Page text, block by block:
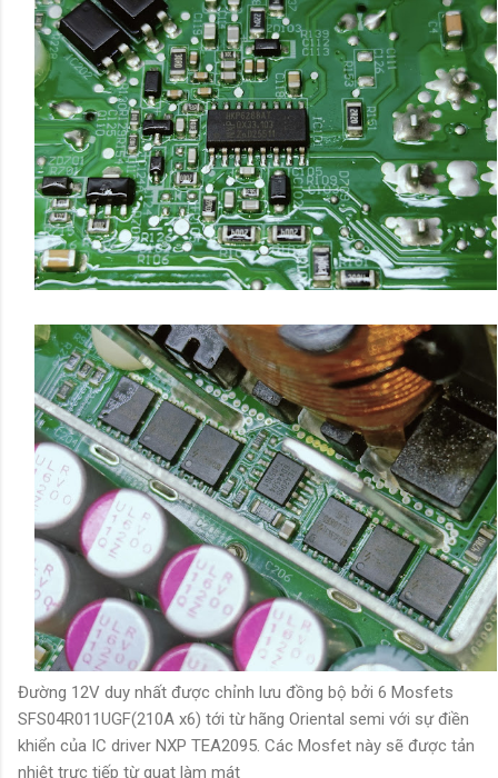
Đường 12V duy nhất được chỉnh lưu đồng bộ bởi 6 Mosfets
SFS04R011UGF(210A x6) tới từ hãng Oriental semi với sự điền
khiển của IC driver NXP TEA2095. Các Mosfet này sẽ được tản
nhiệt trực tiếp từ quạt làm mát